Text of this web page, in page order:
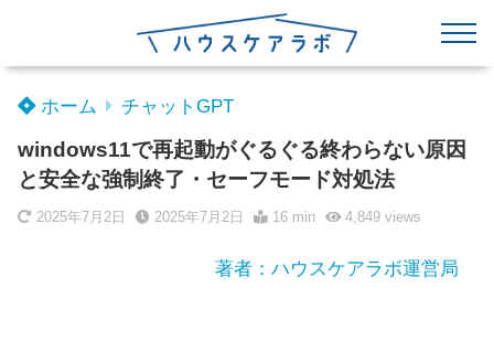
ホーム チャットGPT
windows11で再起動がぐるぐる終わらない原因
と安全な強制終了・セーフモード対処法
2025年7月2日 2025年7月2日 16 min 4,849views
著者：ハウスケアラボ運営局